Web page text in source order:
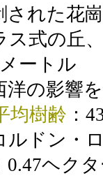
された花
ス式の丘
メートル
洋の影響
均樹齢 ：
ルドン・
0.47ヘク